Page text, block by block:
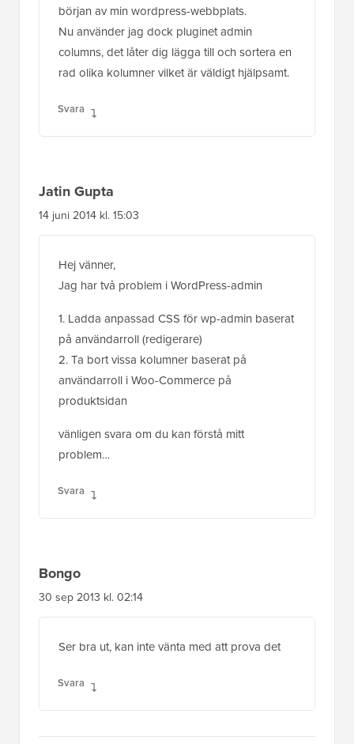
början av min wordpress-webbplats.
Nu använder jag dock pluginet admin
columns, det låter dig lägga till och sortera en
rad olika kolumner vilket är väldigt hjälpsamt.
Svara
Jatin Gupta
14 juni 2014 kl. 15:03
Hej vänner,
Jag har två problem i WordPress-admin
1. Ladda anpassad CSS för wp-admin baserat
på användarroll (redigerare)
2. Ta bort vissa kolumner baserat på
användarroll i Woo-Commerce på
produktsidan
vänligen svara om du kan förstå mitt
problem…
Svara
Bongo
30 sep 2013 kl. 02:14
Ser bra ut, kan inte vänta med att prova det
Svara